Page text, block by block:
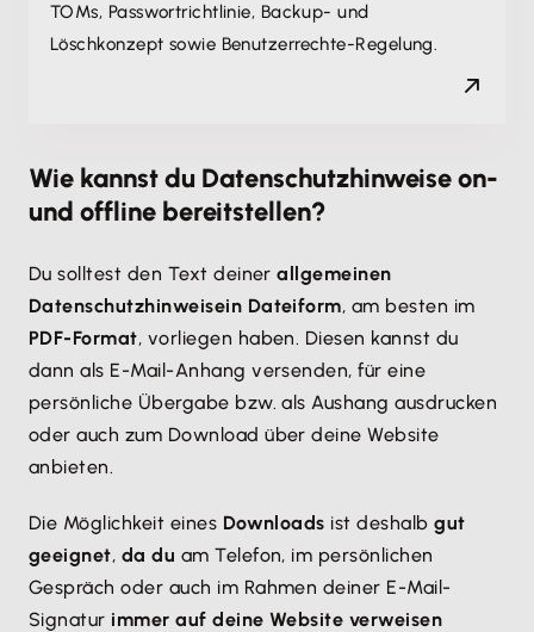
TOMs, Passwort­richtlinie, Backup- und
Löschkonzept sowie Benutzerrechte-Regelung.
Wie kannst du Datenschutzhinweise on-
und offline bereitstellen?
Du solltest den Text deinerallgemeinen
Datenschutzhinweisein Dateiform, am besten im
PDF-Format, vorliegen haben. Diesen kannst du
dann als E-Mail-Anhang versenden, für eine
persönliche Übergabe bzw. als Aushang ausdrucken
oder auch zum Download über deine Website
anbieten.
Die Möglichkeit eines Downloads ist deshalbgut
geeignet, da du am Telefon, im persönlichen
Gespräch oder auch im Rahmen deiner E-Mail-
Signatur immer auf deine Website verweisen